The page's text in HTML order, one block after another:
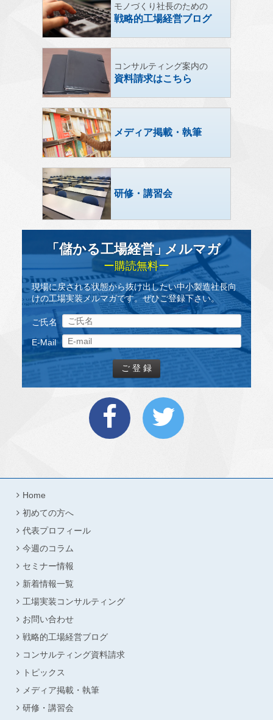
モノづくり社長のための
戦略的工場経営ブログ
コンサルティング案内の
資料請求はこちら
メディア掲載・執筆
研修・講習会
「儲かる工場経営」 メルマガ
ー購読無料ー
現場に戻される状態から抜け出したい中小製造社長向
けの工場実装メルマガです。ぜひご登録下さい。
ご氏名
E-Mail
Home
初めての方へ
代表プロフィール
今週のコラム
セミナー情報
新着情報一覧
工場実装コンサルティング
お問い合わせ
戦略的工場経営ブログ
コンサルティング資料請求
トピックス
メディア掲載・執筆
研修・講習会